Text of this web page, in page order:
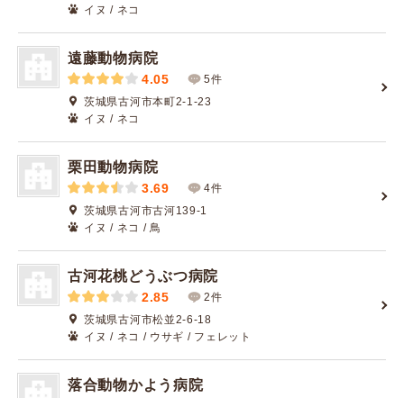
イヌ / ネコ
遠藤動物病院
4.05
5件
茨城県古河市本町2-1-23
イヌ / ネコ
栗田動物病院
3.69
4件
茨城県古河市古河139-1
イヌ / ネコ / 鳥
古河花桃どうぶつ病院
2.85
2件
茨城県古河市松並2-6-18
イヌ / ネコ / ウサギ / フェレット
落合動物かよう病院